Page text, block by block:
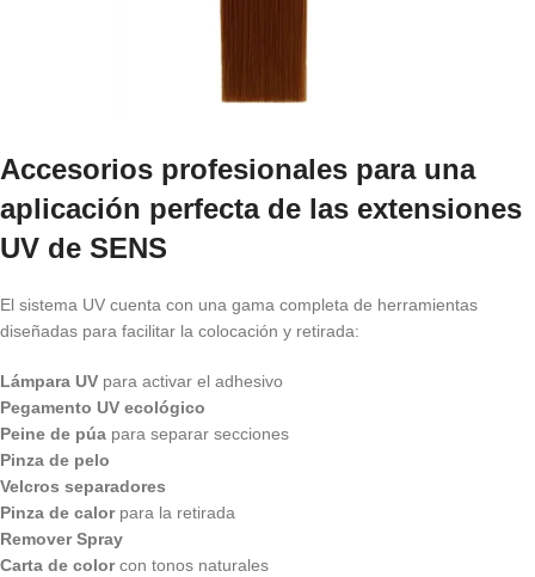
Accesorios profesionales para una
aplicación perfecta de las extensiones
UV de SENS
El sistema UV cuenta con una gama completa de herramientas
diseñadas para facilitar la colocación y retirada:
Lámpara UV para activar el adhesivo
Pegamento UV ecológico
Peine de púa para separar secciones
Pinza de pelo
Velcros separadores
Pinza de calorpara la retirada
Remover Spray
Carta de colorcon tonos naturales